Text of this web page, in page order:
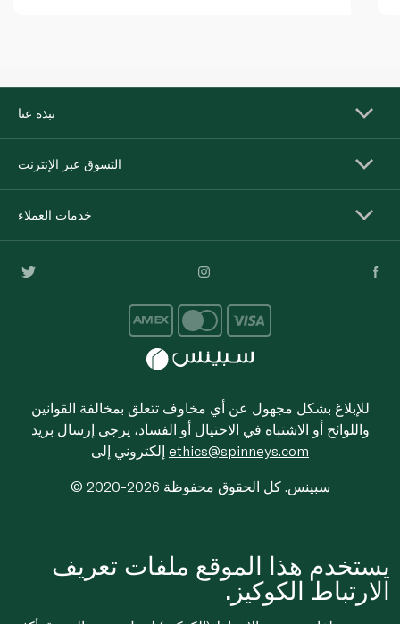
نبذة عنا
التسوق عبر الإنترنت
خدمات العملاء
للإبلاغ بشكل مجهول عن أي مخاوف تتعلق بمخالفة القوانين
واللوائح أو الاشتباه في الاحتيال أو الفساد، يرجى إرسال بريد
ethics@spinneys.com
© 2020-2026 سبينس. كل الحقوق محفوظة
يستخدم هذا الموقع ملفات تعريف
الارتباط الكوكيز.